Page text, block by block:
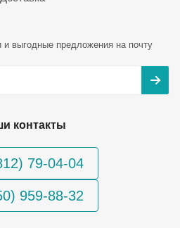
и выгодные предложения на почту
контакты
79-04-04
959-88-32